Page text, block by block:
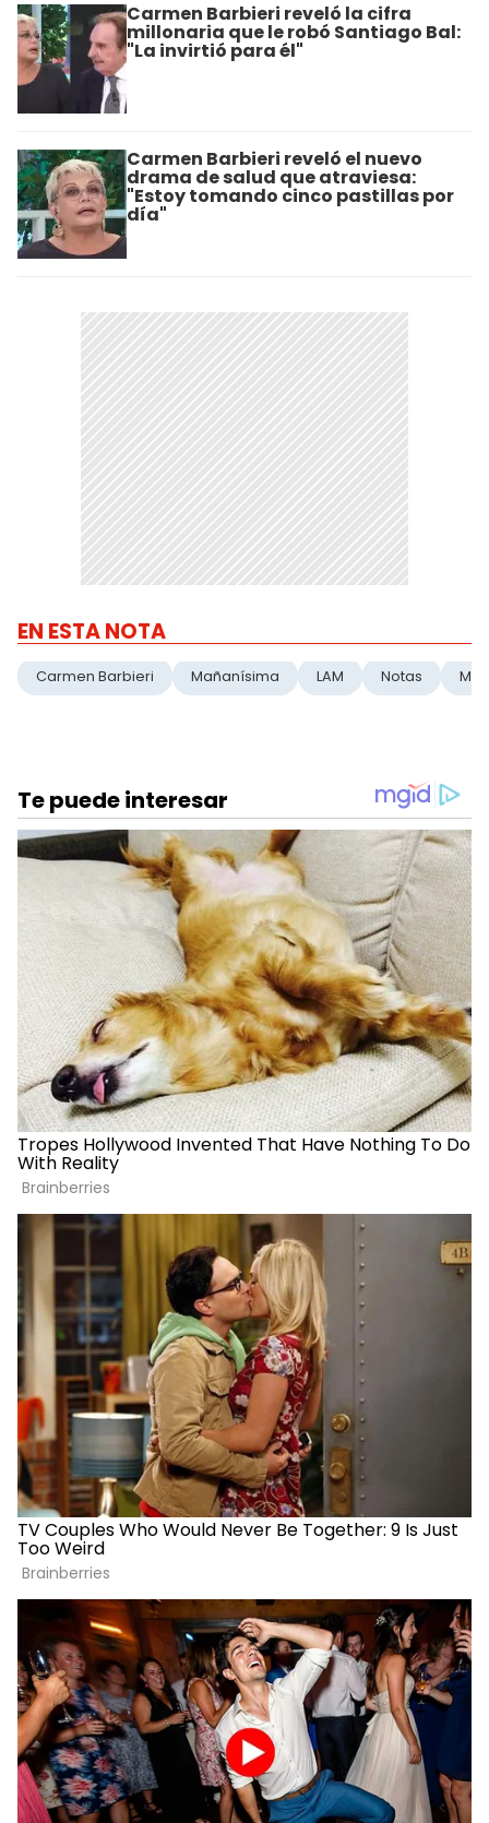
Carmen Barbieri reveló la cifra
millonaria que le robó Santiago Bal:
"La invirtió para él"
Carmen Barbieri reveló el nuevo
drama de salud que atraviesa:
"Estoy tomando cinco pastillas por
día"
EN ESTA NOTA
Carmen Barbieri Mañanísima LAM Notas